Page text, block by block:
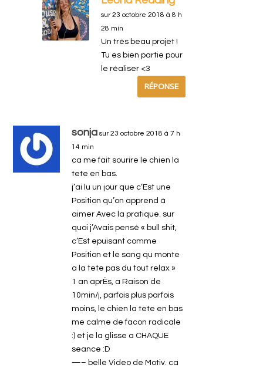
sur 23 octobre 2018 à 8 h
28 min
Un très beau projet !
Tu es bien partie pour
le réaliser <3
RÉPONSE
sonja sur 23 octobre 2018 à 7 h
14 min
ca me fait sourire le chien la
tete en bas.
j’ai lu un jour que c’Est une
Position qu’on apprend à
aimer Avec la pratique. sur
quoi j’Avais pensé « bull shit,
c’Est epuisant comme
Position et le sang qu monte
a la tete pas du tout relax »
1 an aprÈs, a Raison de
10min/j, parfois plus parfois
moins, le chien la tete en bas
me calme de facon radicale
:) et je la glisse a CHAQUE
seance :D
—– belle Video de Motiv. ca